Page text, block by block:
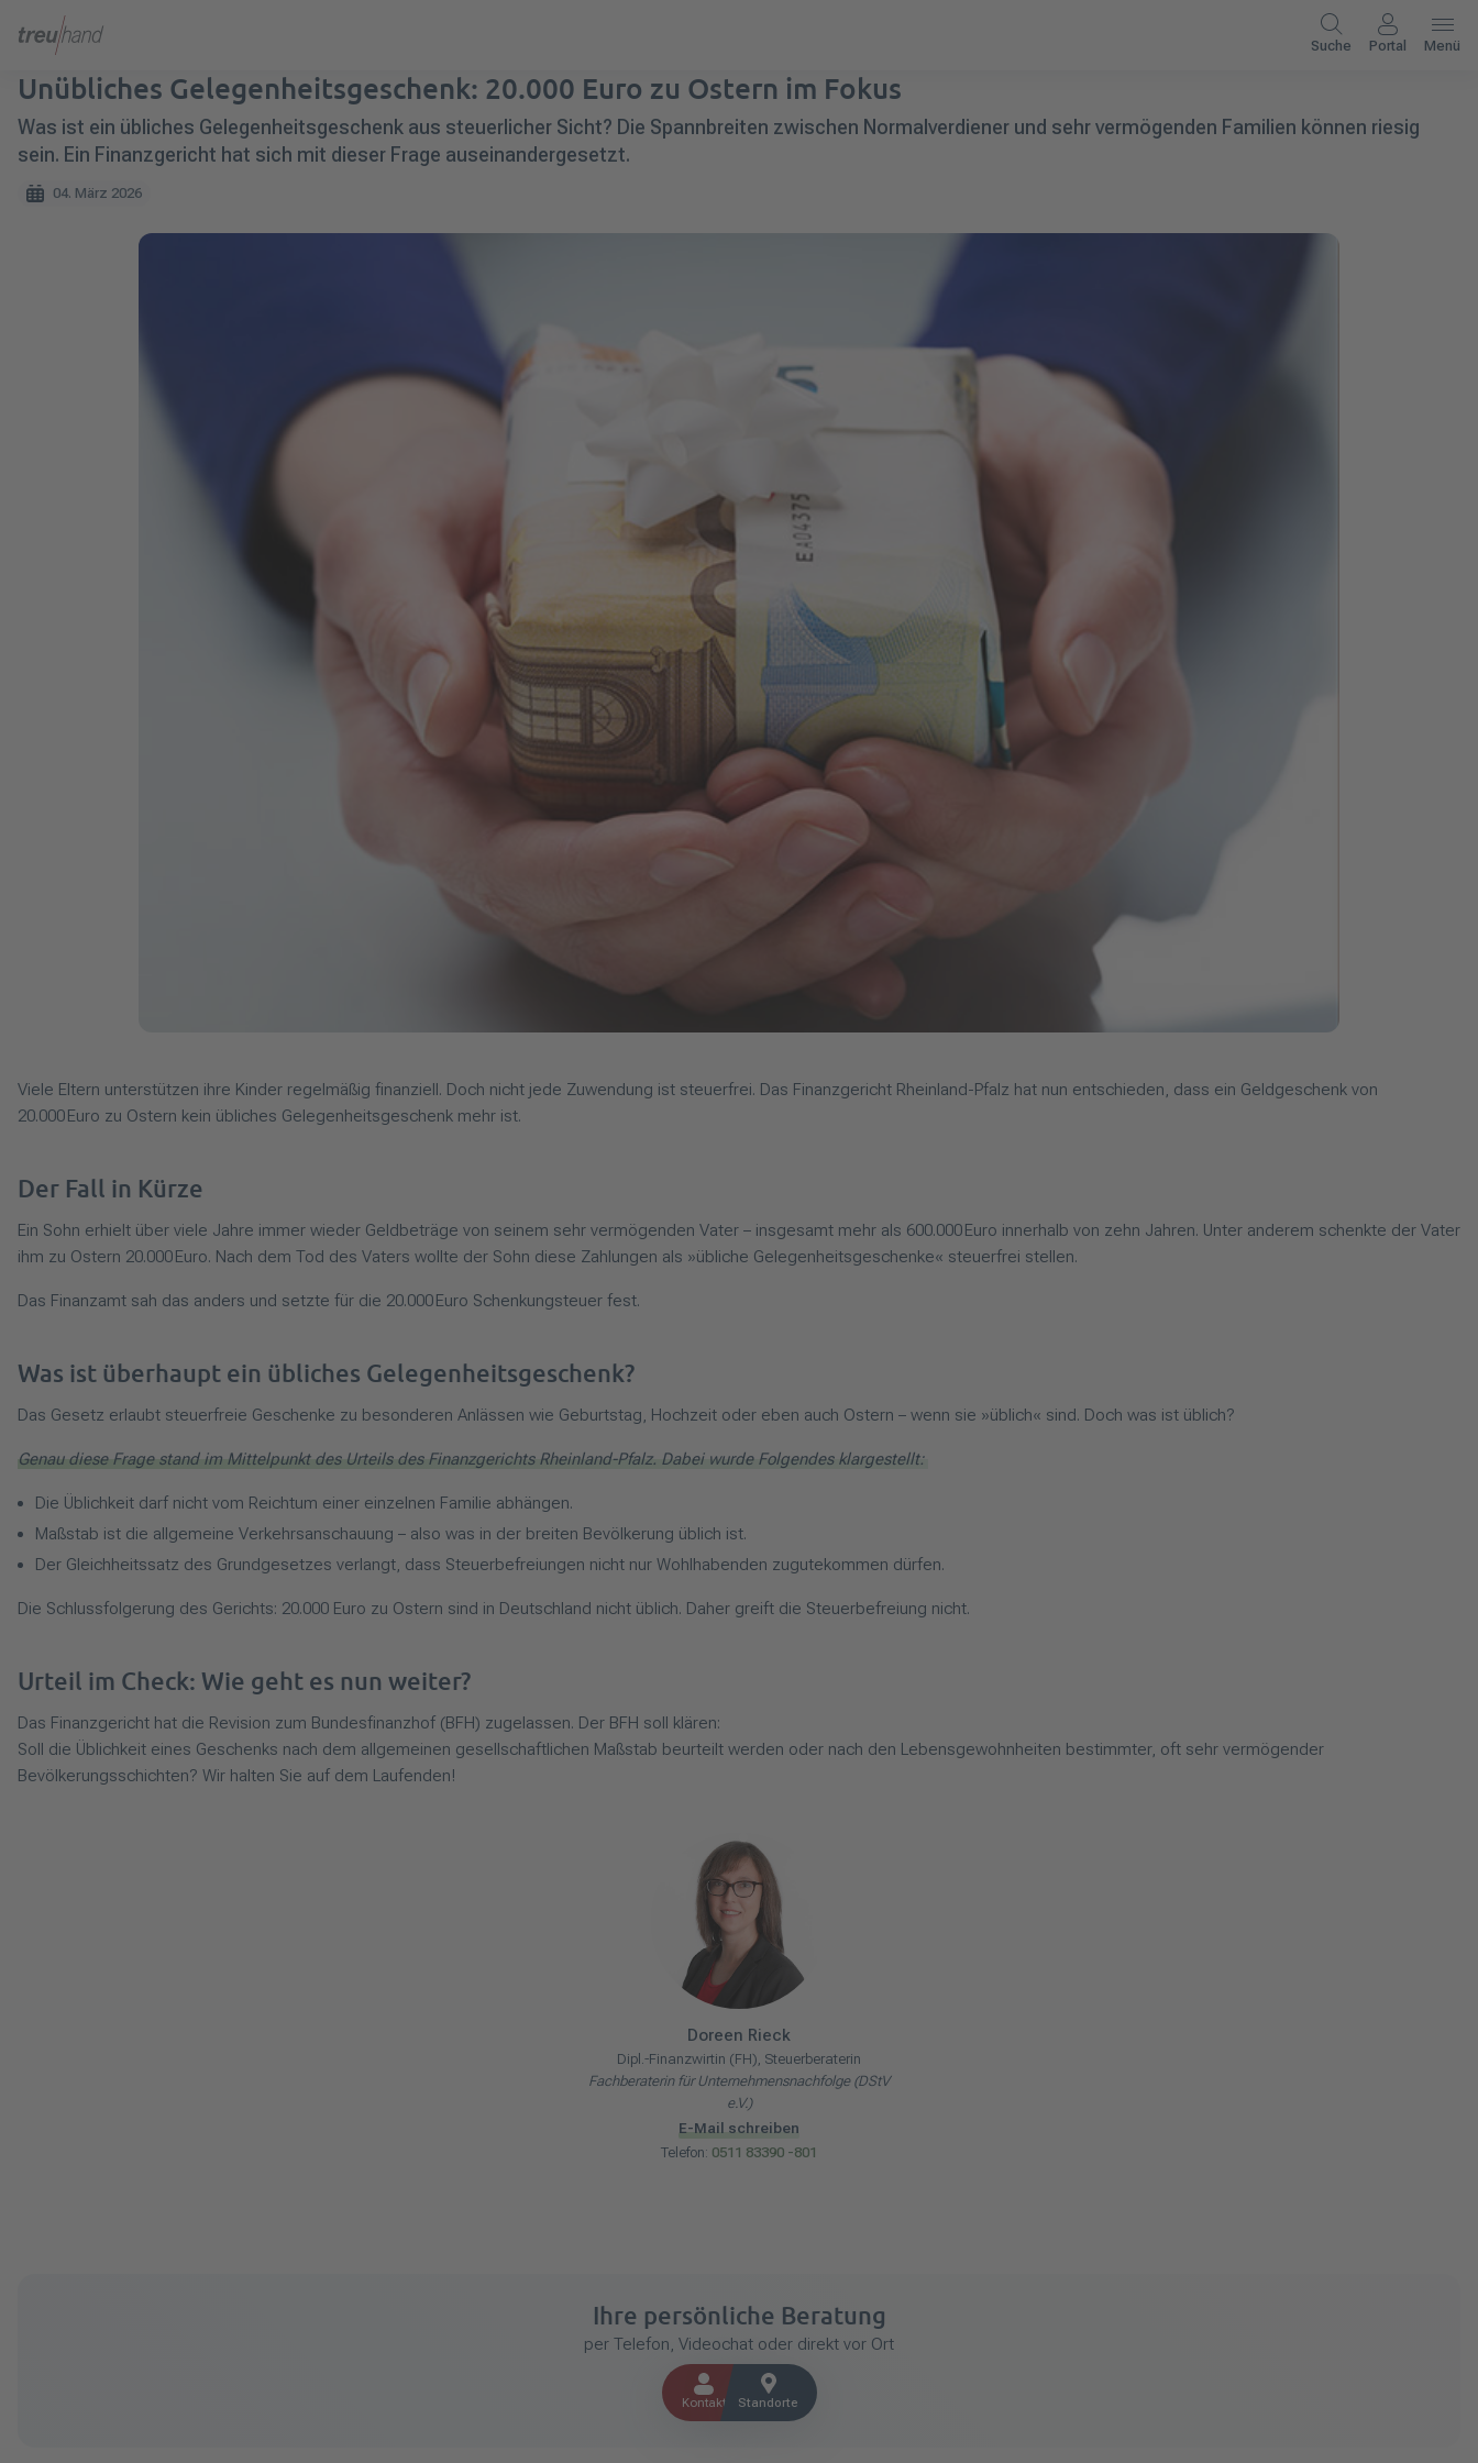
Suche Portal Menü
Unübliches Gelegenheitsgeschenk: 20.000 Euro zu Ostern im Fokus
Was ist ein übliches Gelegenheitsgeschenk aus steuerlicher Sicht? Die Spannbreiten zwischen Normalverdiener und sehr vermögenden Familien können riesig
sein. Ein Finanzgericht hat sich mit dieser Frage auseinandergesetzt.
04. März 2026
Viele Eltern unterstützen ihre Kinder regelmäßig finanziell. Doch nicht jede Zuwendung ist steuerfrei. Das Finanzgericht Rheinland-Pfalz hat nun entschieden, dass ein Geldgeschenk von
20.000 Euro zu Ostern kein übliches Gelegenheitsgeschenk mehr ist.
Der Fall in Kürze
Ein Sohn erhielt über viele Jahre immer wieder Geldbeträge von seinem sehr vermögenden Vater – insgesamt mehr als 600.000 Euro innerhalb von zehn Jahren. Unter anderem schenkte der Vater
ihm zu Ostern 20.000 Euro. Nach dem Tod des Vaters wollte der Sohn diese Zahlungen als »übliche Gelegenheitsgeschenke« steuerfrei stellen.
Das Finanzamt sah das anders und setzte für die 20.000 Euro Schenkungsteuer fest.
Was ist überhaupt ein übliches Gelegenheitsgeschenk?
Das Gesetz erlaubt steuerfreie Geschenke zu besonderen Anlässen wie Geburtstag, Hochzeit oder eben auch Ostern – wenn sie »üblich« sind. Doch was ist üblich?
Genau diese Frage stand im Mittelpunkt des Urteils des Finanzgerichts Rheinland-Pfalz. Dabei wurde Folgendes klargestellt:
Die Üblichkeit darf nicht vom Reichtum einer einzelnen Familie abhängen.
Maßstab ist die allgemeine Verkehrsanschauung – also was in der breiten Bevölkerung üblich ist.
Der Gleichheitssatz des Grundgesetzes verlangt, dass Steuerbefreiungen nicht nur Wohlhabenden zugutekommen dürfen.
Die Schlussfolgerung des Gerichts: 20.000 Euro zu Ostern sind in Deutschland nicht üblich. Daher greift die Steuerbefreiung nicht.
Urteil im Check: Wie geht es nun weiter?
Das Finanzgericht hat die Revision zum Bundesfinanzhof (BFH) zugelassen. Der BFH soll klären:
Soll die Üblichkeit eines Geschenks nach dem allgemeinen gesellschaftlichen Maßstab beurteilt werden oder nach den Lebensgewohnheiten bestimmter, oft sehr vermögender
Bevölkerungsschichten? Wir halten Sie auf dem Laufenden!
Doreen Rieck
Dipl.-Finanzwirtin (FH), Steuerberaterin
Fachberaterin für Unternehmensnachfolge (DStV
e.V.)
E-Mail schreiben
Telefon: 0511 83390 -801
Ihre persönliche Beratung
per Telefon, Videochat oder direkt vor Ort
Kontakt Standorte